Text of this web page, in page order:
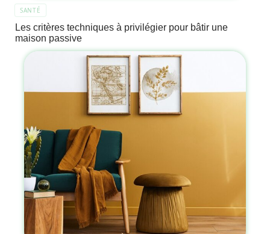
SANTÉ
Les critères techniques à privilégier pour bâtir une
maison passive